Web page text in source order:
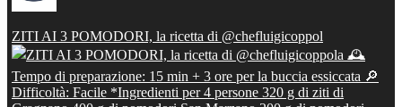
ZITI AI 3 POMODORI, la ricetta di @chefluigicoppol